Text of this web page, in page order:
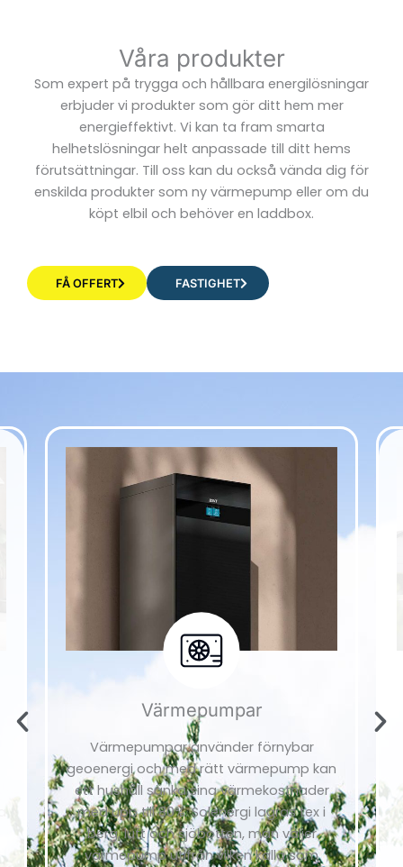
Våra produkter
Som expert på trygga och hållbara energilösningar
erbjuder vi produkter som gör ditt hem mer
energieffektivt. Vi kan ta fram smarta
helhetslösningar helt anpassade till ditt hems
förutsättningar. Till oss kan du också vända dig för
enskilda produkter som ny värmepump eller om du
köpt elbil och behöver en laddbox.
FÅ OFFERT FASTIGHET
Värmepumpar
Värmepumpar använder förnybar
geoenergi och med rätt värmepump kan
ett hushåll sänka sina värmekostnader
med upp till 80%. Solenergi lagras tex i
berg, luft och sjöbotten, man väljer
värmepump utifrån vilken källa som